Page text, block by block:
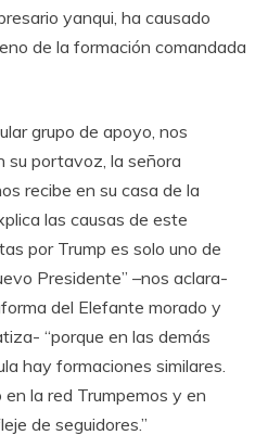
yanqui, ha causado
de la formación comandada
grupo de apoyo, nos
su portavoz, la señora
recibe en su casa de la
las causas de este
por Trump es solo uno de
Presidente” –nos aclara-
del Elefante morado y
“porque en las demás
hay formaciones similares.
la red Trumpemos y en
de seguidores.”